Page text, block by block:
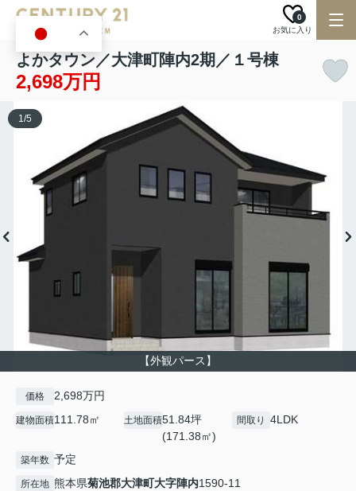
お気に入り
0
よかタウン／大津町陣内2期／１号棟
2,698万円
【外観パース】
1/5
価格 2,698万円
建物面積111.78㎡ 土地面積51.84坪
(171.38㎡)
間取り 4LDK
築年数 予定
所在地 熊本県菊池郡大津町大字陣内1590-11